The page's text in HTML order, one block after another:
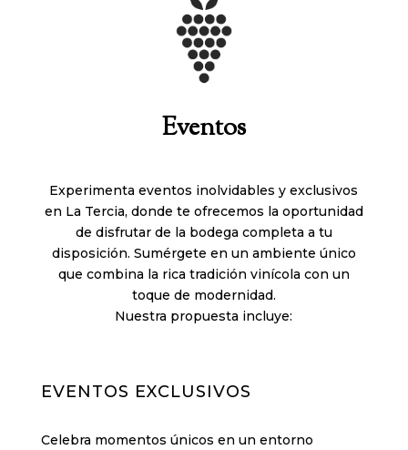
Eventos
Experimenta eventos inolvidables y exclusivos
en La Tercia, donde te ofrecemos la oportunidad
de disfrutar de la bodega completa a tu
disposición. Sumérgete en un ambiente único
que combina la rica tradición vinícola con un
toque de modernidad.
Nuestra propuesta incluye:
EVENTOS EXCLUSIVOS
Celebra momentos únicos en un entorno